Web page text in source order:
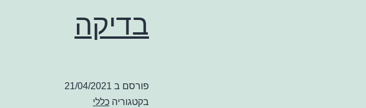
בדיקה
פורסם ב 21/04/2021
בקטגוריה כללי